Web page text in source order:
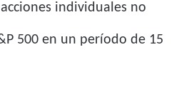
individuales no
500 en un período de 15